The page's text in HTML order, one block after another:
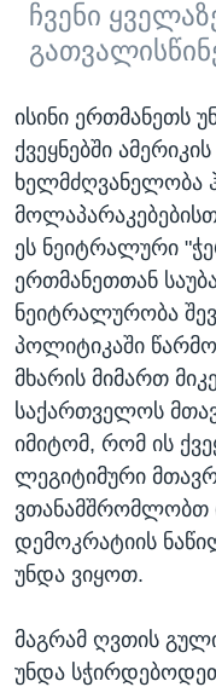
ჩვენი
ისინი ერთმანეთს
ქვეყნებში
ხელმძღვანელობა
ეს ნეიტრალური
ერთმანეთთან
ნეიტრალურობა
პოლიტიკაში
მხარის მიმართ
საქართველოს
იმიტომ, რომ ის
ლეგიტიმური
ვთანამშრომლობთ
დემოკრატიის
უნდა ვიყოთ.
მაგრამ ღვთის
უნდა